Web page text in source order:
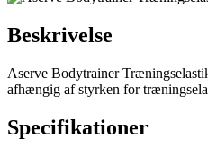
Beskrivelse
Aserve Bodytrainer
afhængig af styrken for
Specifikationer